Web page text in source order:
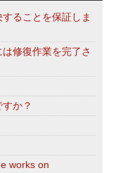
ることを保証しま
修復作業を完了さ
か？
works on